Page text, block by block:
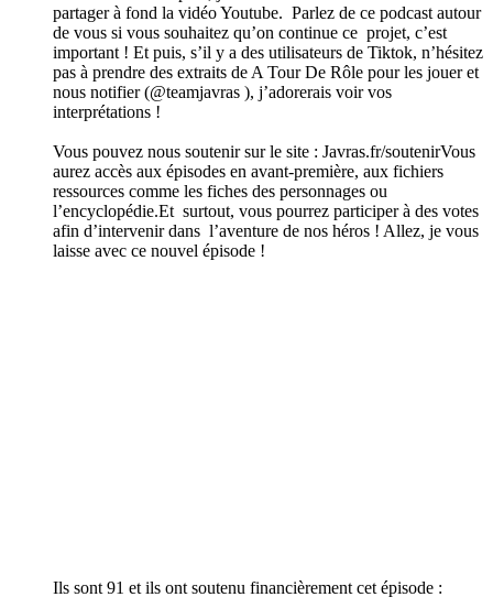
partager à fond la vidéo Youtube. Parlez de ce podcast autour
de vous si vous souhaitez qu’on continue ce projet, c’est
important ! Et puis, s’il y a des utilisateurs de Tiktok, n’hésitez
pas à prendre des extraits de A Tour De Rôle pour les jouer et
nous notifier (@teamjavras ), j’adorerais voir vos
interprétations !
Vous pouvez nous soutenir sur le site : Javras.fr/soutenirVous
aurez accès aux épisodes en avant-première, aux fichiers
ressources comme les fiches des personnages ou
l’encyclopédie.Et surtout, vous pourrez participer à des votes
afin d’intervenir dans l’aventure de nos héros ! Allez, je vous
laisse avec ce nouvel épisode !
Ils sont 91 et ils ont soutenu financièrement cet épisode :